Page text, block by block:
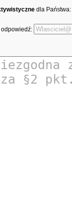
dla Państwa:
odpowiedź: